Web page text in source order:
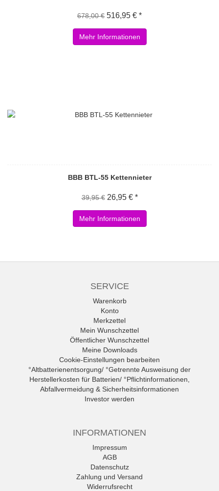
678,00 € 516,95 € *
Mehr Informationen
BBB BTL-55 Kettennieter
39,95 € 26,95 € *
Mehr Informationen
SERVICE
Warenkorb
Konto
Merkzettel
Mein Wunschzettel
Öffentlicher Wunschzettel
Meine Downloads
Cookie-Einstellungen bearbeiten
°Altbatterienentsorgung/ °Getrennte Ausweisung der
Herstellerkosten für Batterien/ °Pflichtinformationen,
Abfallvermeidung & Sicherheitsinformationen
Investor werden
INFORMATIONEN
Impressum
AGB
Datenschutz
Zahlung und Versand
Widerrufsrecht